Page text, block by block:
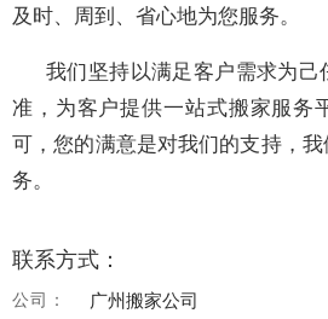
及时、周到、省心地为您服务。
我们坚持以满足客户需求为
准，为客户提供一站式搬家服务
可，您的满意是对我们的支持，
务。
联系方式：
公司： 广州搬家公司